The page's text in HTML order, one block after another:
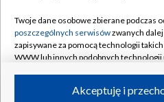
Rada Programowa
System NOS
Informacje o nadawcy
Program dla prasy
Twoje dane osobowe zbierane podczas
poszczególnych serwisówzwanych
zapisywane za pomocą technologii
WWW lub innych podobnych
ruchu w Internecie.Akceptuję i